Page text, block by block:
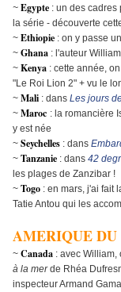
~ Egypte : un des cadres
la série - découverte
~ Ethiopie : on y passe
~ Ghana : l'auteur
~ Kenya : cette année,
"Le Roi Lion 2" + vu le
~ Mali : dans Les jours
~ Maroc : la romancière
y est née
~ Seychelles : dans
~ Tanzanie : dans 42
les plages de Zanzibar !
~ Togo : en mars, j'ai fait
Tatie Antou qui les
AMERIQUE DU
~ Canada : avec
à la merde Rhéa
inspecteur Armand